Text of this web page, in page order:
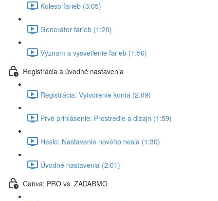
Koleso farieb (3:05)
Generátor farieb (1:20)
Význam a vysvetlenie farieb (1:56)
Registrácia a úvodné nastavenia
Registrácia: Vytvorenie konta (2:09)
Prvé prihlásenie: Prostredie a dizajn (1:59)
Heslo: Nastavenie nového hesla (1:30)
Úvodné nastavenia (2:01)
Canva: PRO vs. ZADARMO